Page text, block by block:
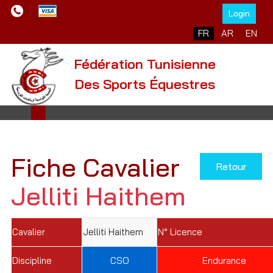
Login
Sélectionnez votre
FR AR EN
Fédération Tunisienne
Des Sports Équestres
Retour
Fiche Cavalier
Jelliti Haithem
Cavalier Jelliti Haithem N° Licence
Discipline CSO
Endurance